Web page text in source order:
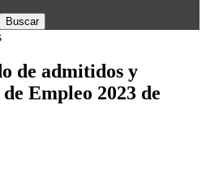
de admitidos y
Empleo 2023 de